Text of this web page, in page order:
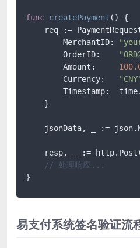
func createPayment ()
{
req :=
        MerchantID:
        OrderID:
        Amount:
        Currency:
Timestamp:
    }
jsonData, _ :=
resp, _ :=
// 处理响应...
易支付系统签名验证流